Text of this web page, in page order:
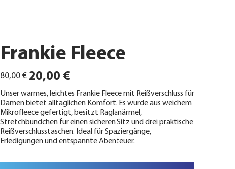
Frankie Fleece
Ursprünglicher
Preis
80,00 € Angebotspreis
20,00 €
Unser warmes, leichtes Frankie Fleece mit Reißverschluss für
Damen bietet alltäglichen Komfort. Es wurde aus weichem
Mikrofleece gefertigt, besitzt Raglanärmel,
Stretchbündchen für einen sicheren Sitz und drei praktische
Reißverschlusstaschen. Ideal für Spaziergänge,
Erledigungen und entspannte Abenteuer.